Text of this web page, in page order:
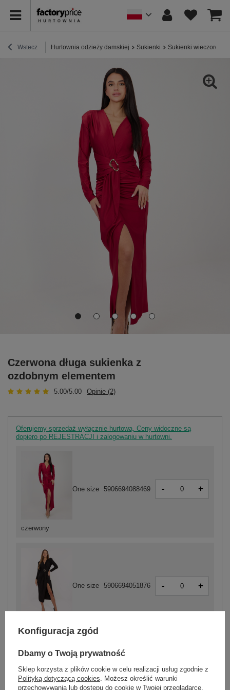
Wstecz Hurtownia odzieży damskiej Sukienki Sukienki wieczorowe
Czerwona długa sukienka z
ozdobnym elementem
5.00/5.00 Opinie (2)
Oferujemy sprzedaż wyłącznie hurtową. Ceny widoczne są
dopiero po REJESTRACJI i zalogowaniu w hurtowni.
One size 5906694051876 - +
czerwony
One size 5906694088469 - +
Konfiguracja zgód
Dbamy o Twoją prywatność
Sklep korzysta z plików cookie w celu realizacji usług zgodnie z
Polityką dotyczącą cookies. Możesz określić warunki
przechowywania lub dostępu do cookie w Twojej przeglądarce.